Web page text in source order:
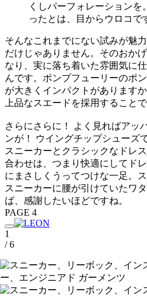
くしパーフォレーションを
ったとは、目からウロコで
そんなこれまでにない試みが魅
だけじゃありません。そのおか
なり、実に落ち着いた雰囲気に
んです。ポンプフューリーのポ
が大きくインパクトがあります
上品なスエードを採用すること
さらにさらに！ よく見ればアッ
ンが！ ウイングチップシューズ
スニーカーとクラシックなドレ
合わせは、つまり快適にしてド
にまさしくうってつけな一足。
スニーカーに腰が引けていたワ
ば、感謝したいほどですね。
PAGE 4
1
/ 6